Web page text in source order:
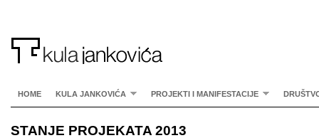
HOME KULA JANKOVIĆA PROJEKTI I MANIFESTACIJE
STANJE PROJEKATA 2013